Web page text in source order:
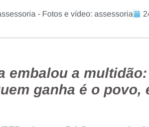
- Fotos e vídeo: assessoria
embalou a
ganha é o povo,